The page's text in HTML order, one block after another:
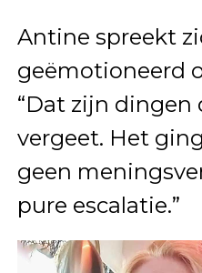
Antine spreekt
geëmotioneerd
“Dat zijn dingen
vergeet. Het
geen
pure escalatie.”